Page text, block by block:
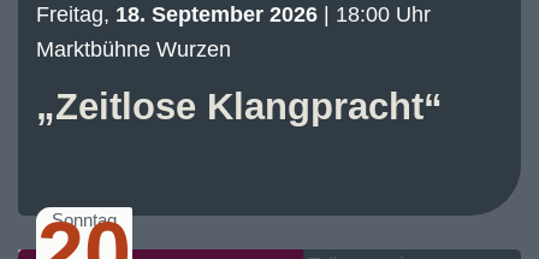
Freitag, 18. September 2026 | 18:00 Uhr
Marktbühne Wurzen
„Zeitlose Klangpracht“
Sonntag